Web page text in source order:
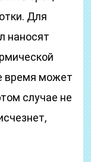
Для
наносят
время может
случае не